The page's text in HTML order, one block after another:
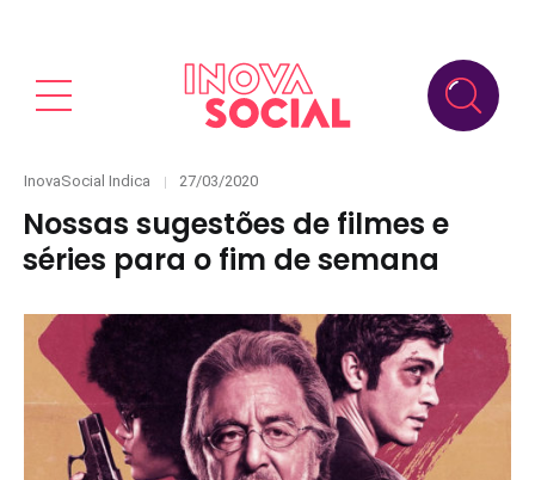
Categories
InovaSocial Indica
Posted
27/03/2020
Nossas sugestões de filmes e
séries para o fim de semana